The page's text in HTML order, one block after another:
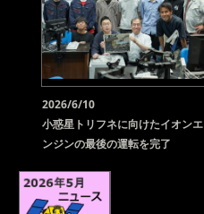
2026/6/10
小惑星トリフネに向けたイオンエ
ンジンの最後の運転を完了